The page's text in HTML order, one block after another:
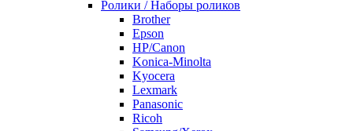
Ролики / Наборы роликов
Brother
Epson
HP/Canon
Konica-Minolta
Kyocera
Lexmark
Panasonic
Ricoh